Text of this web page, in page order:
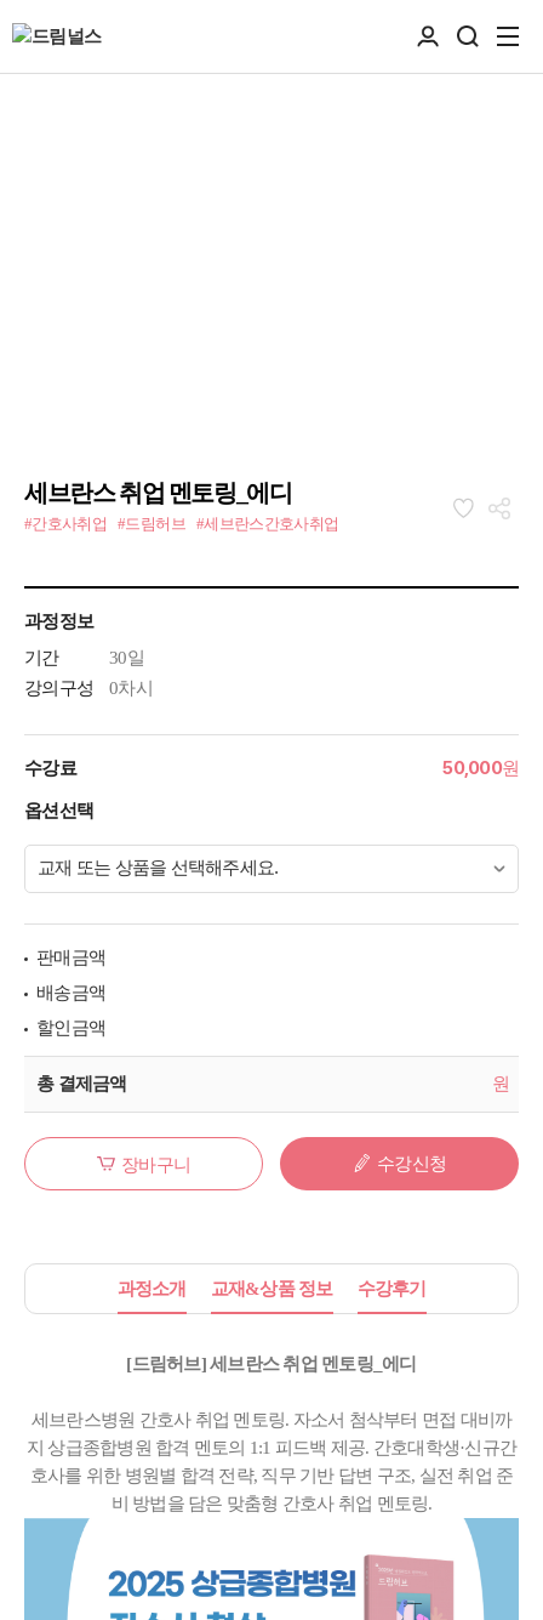
세브란스 취업 멘토링_에디
#간호사취업 #드림허브 #세브란스간호사취업
과정정보
기간
30일
강의구성
0차시
수강료 50,000원
옵션선택
판매금액
배송금액
할인금액
총 결제금액 원
장바구니 수강신청
과정소개 교재&상품 정보 수강후기
[드림허브] 세브란스 취업 멘토링_에디
세브란스병원 간호사 취업 멘토링. 자소서 첨삭부터 면접 대비까
지 상급종합병원 합격 멘토의 1:1 피드백 제공. 간호대학생·신규간
호사를 위한 병원별 합격 전략, 직무 기반 답변 구조, 실전 취업 준
비 방법을 담은 맞춤형 간호사 취업 멘토링.